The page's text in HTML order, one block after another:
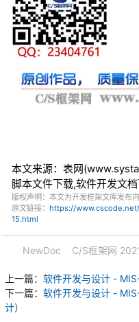
本文来源：表网
脚本文件下载,软件开发文
版权声明：本文为开发框架文库发布
原文链接： https://
15.html
NewDoc C/S框架网
上一篇： 软件开发与设计 -
下一篇： 软件开发与设计 -
计）